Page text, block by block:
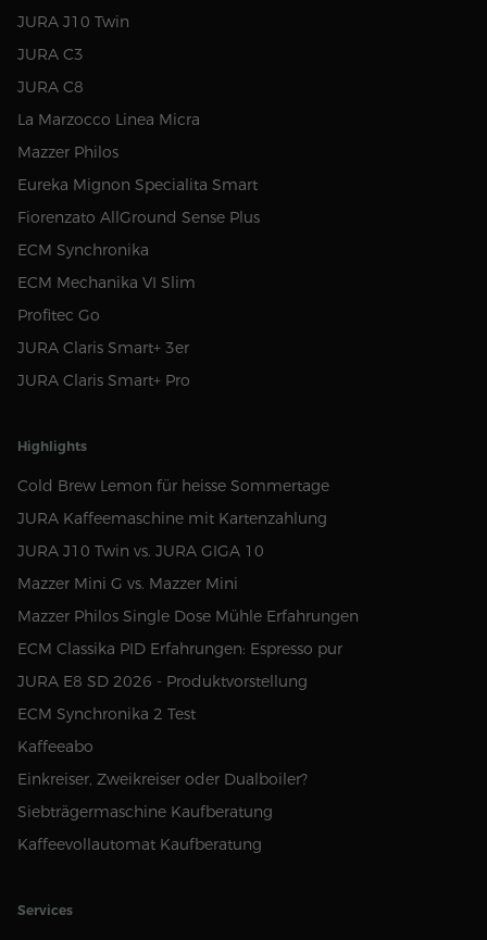
JURA J10 Twin
JURA C3
JURA C8
La Marzocco Linea Micra
Mazzer Philos
Eureka Mignon Specialita Smart
Fiorenzato AllGround Sense Plus
ECM Synchronika
ECM Mechanika VI Slim
Profitec Go
JURA Claris Smart+ 3er
JURA Claris Smart+ Pro
Highlights
Cold Brew Lemon für heisse Sommertage
JURA Kaffeemaschine mit Kartenzahlung
JURA J10 Twin vs. JURA GIGA 10
Mazzer Mini G vs. Mazzer Mini
Mazzer Philos Single Dose Mühle Erfahrungen
ECM Classika PID Erfahrungen: Espresso pur
JURA E8 SD 2026 - Produktvorstellung
ECM Synchronika 2 Test
Kaffeeabo
Einkreiser, Zweikreiser oder Dualboiler?
Siebträgermaschine Kaufberatung
Kaffeevollautomat Kaufberatung
Services